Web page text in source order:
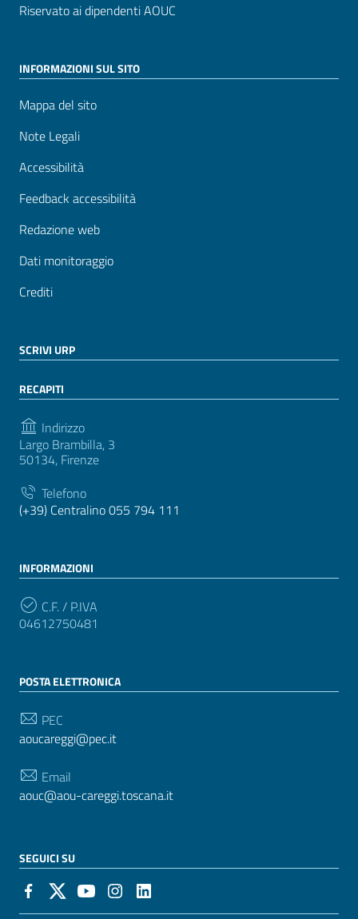
Riservato ai dipendenti AOUC
INFORMAZIONI SUL SITO
Mappa del sito
Note Legali
Accessibilità
Feedback accessibilità
Redazione web
Dati monitoraggio
Crediti
SCRIVI URP
RECAPITI
Indirizzo
Largo Brambilla, 3
50134, Firenze
Telefono
(+39) Centralino 055 794 111
INFORMAZIONI
C.F. / P.IVA
04612750481
POSTA ELETTRONICA
PEC
aoucareggi@pec.it
Email
aouc@aou-careggi.toscana.it
SEGUICI SU